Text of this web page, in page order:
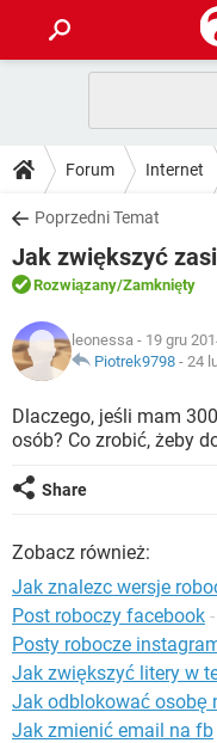
GRY
SPOTIFY
INSTAGRAM
WINDOWS 10
PORADY
PlayStation
SPOTIFY
INSTAGRAM
WINDOWS 10
DO POBRANIA
ANDROID
GRY
IOS
INSTAGRAM
WINDOWS 10
FORUM
COVID-19
GRY
INSTAGRAM
WINDOWS 10
ARTYKUŁY
COVID-19
GRY
INSTAGRAM
WINDOWS 10
Forum Internet
Poprzedni Temat
Jak zwiększyć
Rozwiązany/Zamknięty
leonessa - 19 gru
Piotrek9798 - 24
Dlaczego, jeśli mam
osób? Co zrobić, żeby
Share
Zobacz również:
Jak znalezc wersje
Post roboczy facebook
Posty robocze
Jak zwiększyć litery w
Jak odblokować osobę
Jak zmienić email na fb